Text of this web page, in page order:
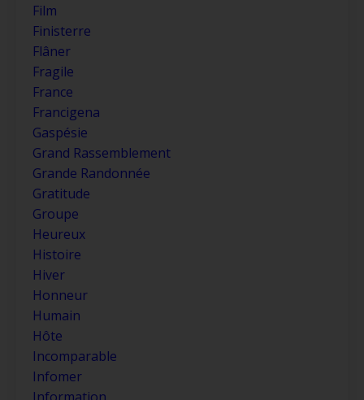
Film
Finisterre
Flâner
Fragile
France
Francigena
Gaspésie
Grand Rassemblement
Grande Randonnée
Gratitude
Groupe
Heureux
Histoire
Hiver
Honneur
Humain
Hôte
Incomparable
Infomer